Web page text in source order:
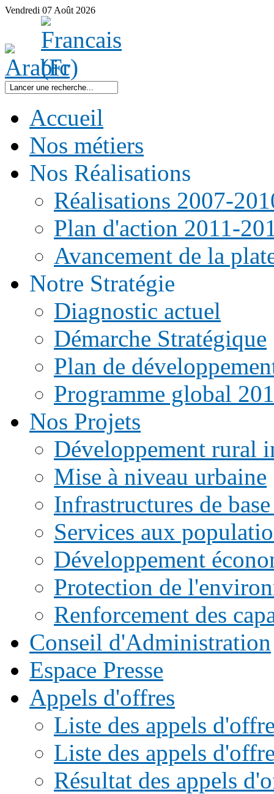
Vendredi 07 Août 2026
Accueil
Nos métiers
Nos Réalisations
Réalisations 2007-
Plan d'action 2011-
Avancement de la
Notre Stratégie
Diagnostic actuel
Démarche Stratégique
Plan de
Programme global
Nos Projets
Développement rural
Mise à niveau urbaine
Infrastructures de
Services aux
Développement
Protection de
Renforcement des
Conseil d'Administration
Espace Presse
Appels d'offres
Liste des appels
Liste des appels
Résultat des appels